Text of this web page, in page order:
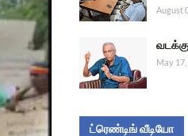
August
May 17,
ட்ரெண்டிங் வீடியோ